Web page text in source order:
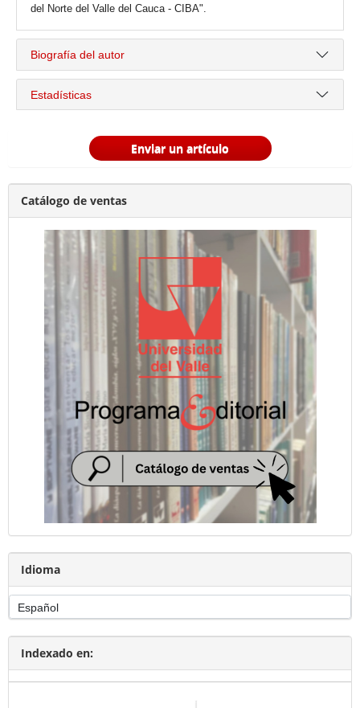
del Norte del Valle del Cauca - CIBA".
Biografía del autor
Estadísticas
Enviar un artículo
Catálogo de ventas
Idioma
Indexado en: